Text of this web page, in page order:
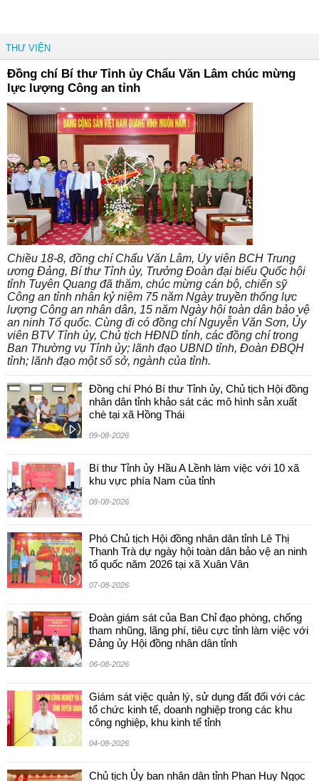
THƯ VIỆN
Đồng chí Bí thư Tỉnh ủy Chẩu Văn Lâm chúc mừng
lực lượng Công an tỉnh
Chiều 18-8, đồng chí Chẩu Văn Lâm, Ủy viên BCH Trung
ương Đảng, Bí thư Tỉnh ủy, Trưởng Đoàn đại biểu Quốc hội
tỉnh Tuyên Quang đã thăm, chúc mừng cán bộ, chiến sỹ
Công an tỉnh nhân kỷ niệm 75 năm Ngày truyền thống lực
lượng Công an nhân dân, 15 năm Ngày hội toàn dân bảo vệ
an ninh Tổ quốc. Cùng đi có đồng chí Nguyễn Văn Sơn, Ủy
viên BTV Tỉnh ủy, Chủ tịch HĐND tỉnh, các đồng chí trong
Ban Thường vụ Tỉnh ủy; lãnh đạo UBND tỉnh, Đoàn ĐBQH
tỉnh; lãnh đạo một số sở, ngành của tỉnh.
Đồng chí Phó Bí thư Tỉnh ủy, Chủ tịch Hội đồng
nhân dân tỉnh khảo sát các mô hình sản xuất
chè tại xã Hồng Thái
09-08-2026
Bí thư Tỉnh ủy Hầu A Lềnh làm việc với 10 xã
khu vực phía Nam của tỉnh
08-08-2026
Phó Chủ tịch Hội đồng nhân dân tỉnh Lê Thị
Thanh Trà dự ngày hội toàn dân bảo vệ an ninh
tổ quốc năm 2026 tại xã Xuân Vân
07-08-2026
Đoàn giám sát của Ban Chỉ đạo phòng, chống
tham nhũng, lãng phí, tiêu cực tỉnh làm việc với
Đảng ủy Hội đồng nhân dân tỉnh
06-08-2026
Giám sát việc quản lý, sử dụng đất đối với các
tổ chức kinh tế, doanh nghiệp trong các khu
công nghiệp, khu kinh tế tỉnh
04-08-2026
Chủ tịch Ủy ban nhân dân tỉnh Phan Huy Ngọc